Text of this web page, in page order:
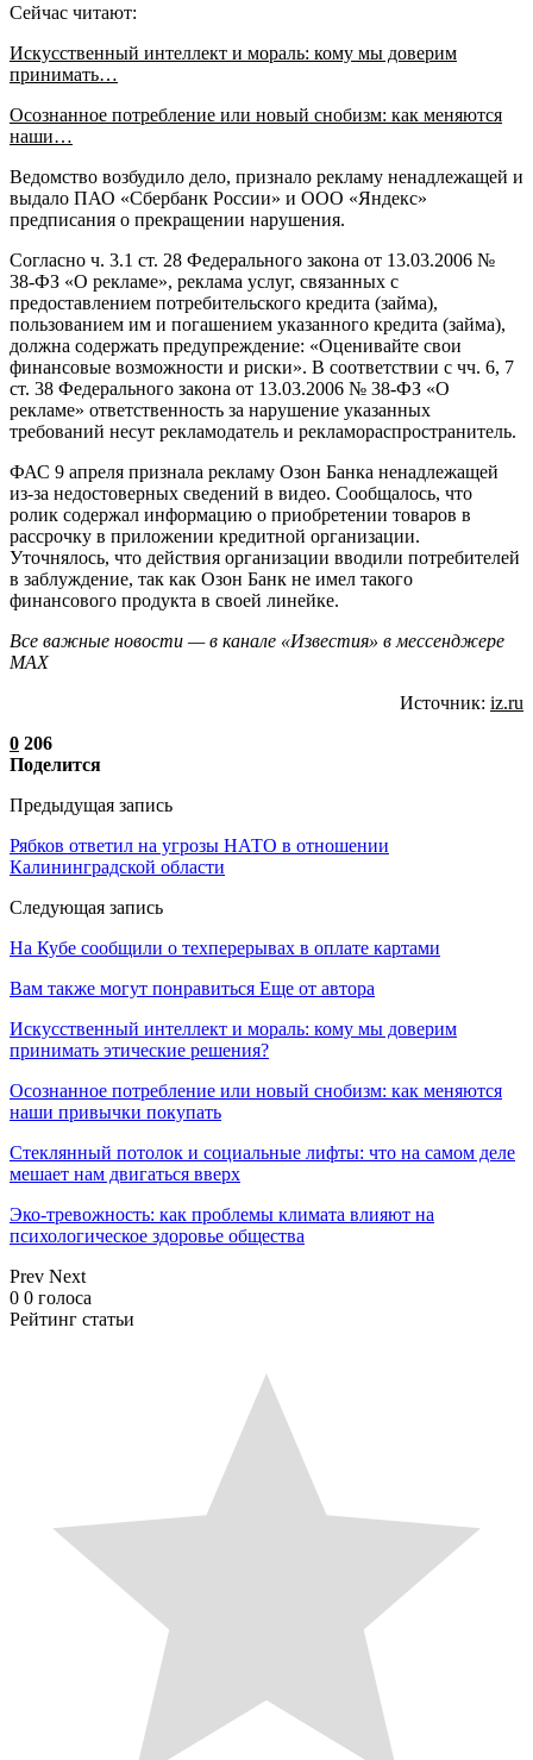
Сейчас читают:
Искусственный интеллект и мораль: кому мы доверим
принимать…
Осознанное потребление или новый снобизм: как меняются
наши…
Ведомство возбудило дело, признало рекламу ненадлежащей и
выдало ПАО «Сбербанк России» и ООО «Яндекс»
предписания о прекращении нарушения.
Согласно ч. 3.1 ст. 28 Федерального закона от 13.03.2006 №
38-ФЗ «О рекламе», реклама услуг, связанных с
предоставлением потребительского кредита (займа),
пользованием им и погашением указанного кредита (займа),
должна содержать предупреждение: «Оценивайте свои
финансовые возможности и риски». В соответствии с чч. 6, 7
ст. 38 Федерального закона от 13.03.2006 № 38-ФЗ «О
рекламе» ответственность за нарушение указанных
требований несут рекламодатель и рекламораспространитель.
ФАС 9 апреля признала рекламу Озон Банка ненадлежащей
из-за недостоверных сведений в видео. Сообщалось, что
ролик содержал информацию о приобретении товаров в
рассрочку в приложении кредитной организации.
Уточнялось, что действия организации вводили потребителей
в заблуждение, так как Озон Банк не имел такого
финансового продукта в своей линейке.
Все важные новости — в канале «Известия» в мессенджере
МАХ
Источник: iz.ru
0 206
Поделится
Предыдущая запись
Рябков ответил на угрозы НАТО в отношении
Калининградской области
Следующая запись
На Кубе сообщили о техперерывах в оплате картами
Вам также могут понравиться Еще от автора
Искусственный интеллект и мораль: кому мы доверим
принимать этические решения?
Осознанное потребление или новый снобизм: как меняются
наши привычки покупать
Стеклянный потолок и социальные лифты: что на самом деле
мешает нам двигаться вверх
Эко-тревожность: как проблемы климата влияют на
психологическое здоровье общества
Prev Next
0 0 голоса
Рейтинг статьи